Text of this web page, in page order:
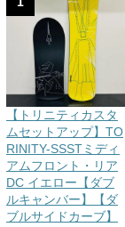
【トリニティカスタ
ムセットアップ】TO
RINITY-SSSTミディ
アムフロント・リア
DC イエロー【ダブ
ルキャンバー】【ダ
ブルサイドカーブ】